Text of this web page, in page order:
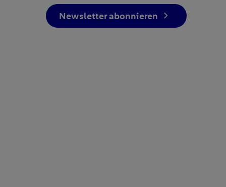
Newsletter abonnieren